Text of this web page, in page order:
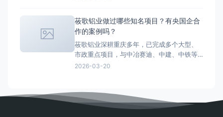
玻璃、胶、五金等是否符合合同约定 现场
淋水试验：模拟下雨，检查有无渗漏 观感
质量：平整度
莜歌铝业做过哪些知名项目？有央国企合
作的案例吗？
莜歌铝业深耕重庆多年，已完成多个大型、
市政重点项目，与中冶赛迪、中建、中铁等
央国企保持长期合作。代表项目包括： 京
E玻璃，含感应门、玻璃雨棚一体化交付 四
川万双科技办公楼玻璃幕墙
2026-03-20